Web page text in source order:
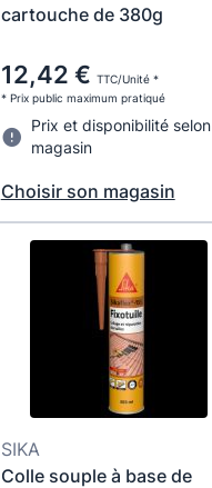
cartouche de 380g
12,42 € TTC/Unité *
* Prix public maximum pratiqué
Prix et disponibilité selon
magasin
Choisir son magasin
SIKA
Colle souple à base de